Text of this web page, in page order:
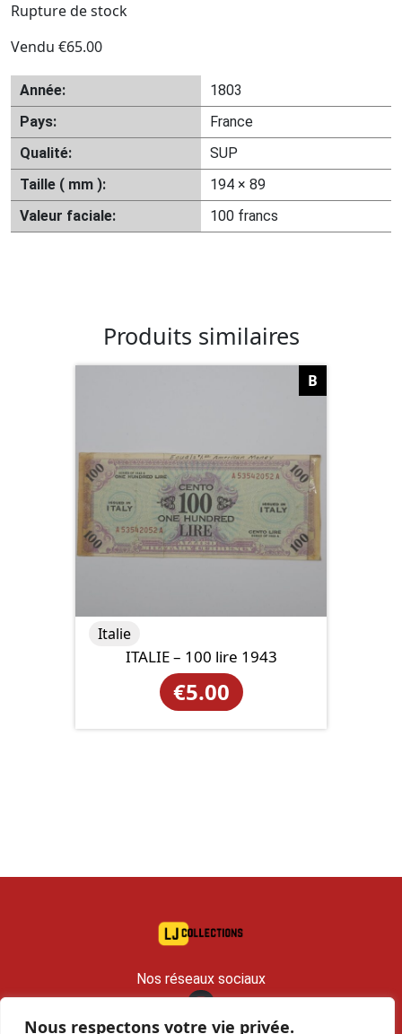
Nous respectons votre vie privée.
Rupture de stock
Vendu €65.00
Année:
1803
Pays:
France
Qualité:
SUP
Taille ( mm ):
194 × 89
Valeur faciale:
100 francs
Produits similaires
B
ITALIE – 100 lire 1943
€5.00
Italie
Nos réseaux sociaux
contact@lj-collections.com